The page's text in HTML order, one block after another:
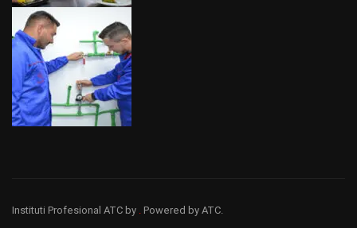
Instituti Profesional ATC by . Powered by ATC.